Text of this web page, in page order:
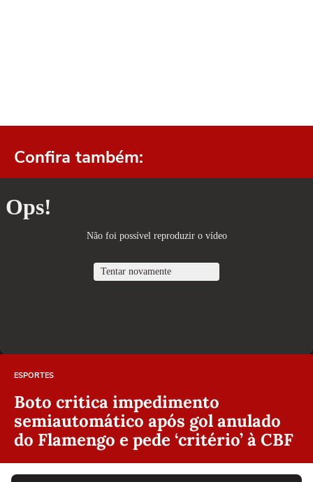
Confira também:
ESPORTES
Boto critica impedimento
semiautomático após gol anulado
do Flamengo e pede ‘critério’ à CBF